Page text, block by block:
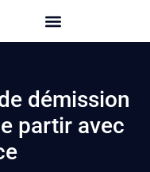
démission
partir avec